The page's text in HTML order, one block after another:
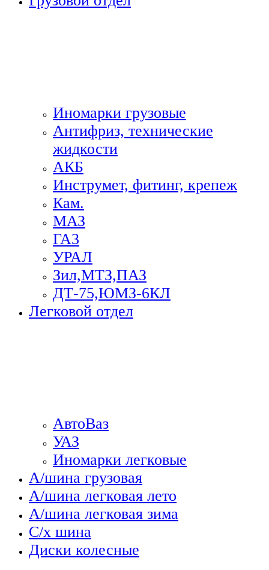
Иномарки грузовые
Антифриз, технические
жидкости
АКБ
Инструмет, фитинг, крепеж
Кам.
МАЗ
ГА3
УРАЛ
Зил,МТЗ,ПАЗ
ДТ-75,ЮМЗ-6КЛ
Легковой отдел
АвтоВаз
УАЗ
Иномарки легковые
А/шина грузовая
А/шина легковая лето
А/шина легковая зима
С/х шина
Диски колесные